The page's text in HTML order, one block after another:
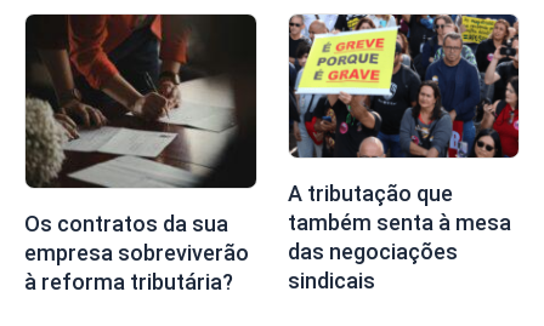
Os contratos da sua
empresa sobreviverão
à reforma tributária?
A tributação que
também senta à mesa
das negociações
sindicais